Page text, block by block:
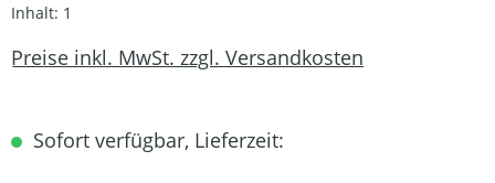
Inhalt: 1
Preise inkl. MwSt. zzgl. Versandkosten
Sofort verfügbar, Lieferzeit: